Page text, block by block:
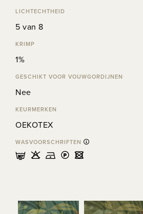
LICHTECHTHEID
5 van 8
KRIMP
1%
GESCHIKT VOOR VOUWGORDIJNEN
Nee
KEURMERKEN
OEKOTEX
WASVOORSCHRIFTEN
mHDLU